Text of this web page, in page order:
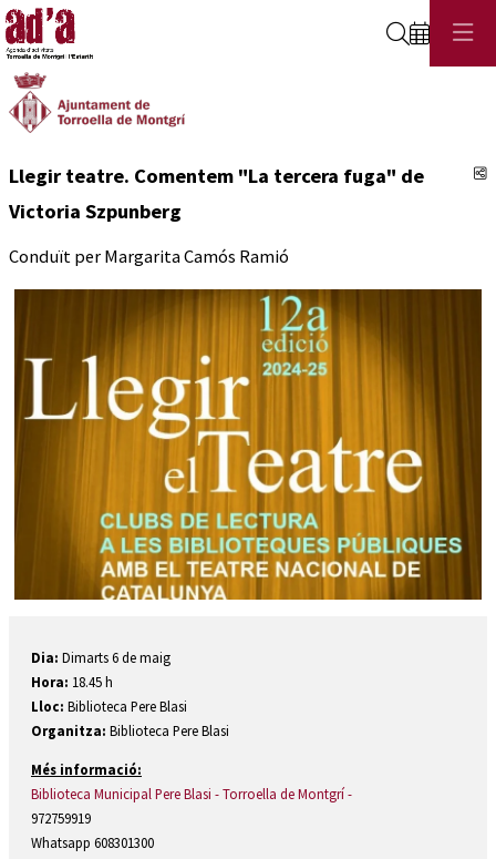
Cerca
Llegir teatre. Comentem "La tercera fuga" de
Victoria Szpunberg
Conduït per Margarita Camós Ramió
Dia: Dimarts 6 de maig
Hora: 18.45 h
Lloc: Biblioteca Pere Blasi
Organitza: Biblioteca Pere Blasi
Més informació:
Biblioteca Municipal Pere Blasi - Torroella de Montgrí -
972759919
Whatsapp 608301300